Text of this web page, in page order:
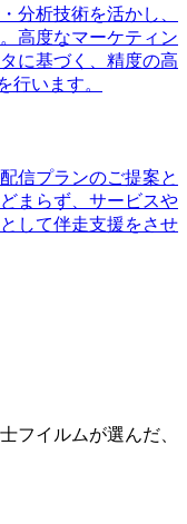
分析技術を活かし、
高度なマーケティン
に基づく、精度の高
行います。
信プランのご提案と
まらず、サービスや
して伴走支援をさせ
フイルムが選んだ、